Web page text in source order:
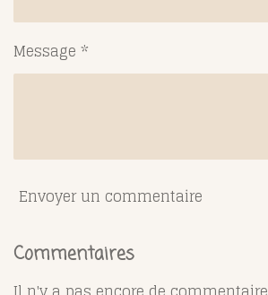
Message *
Envoyer un commentaire
Commentaires